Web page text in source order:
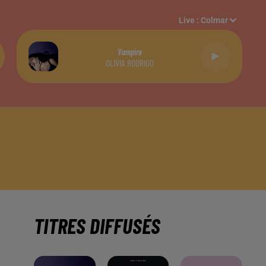
Live :Colmar
Vampire
OLIVIA RODRIGO
TITRES DIFFUSÉS